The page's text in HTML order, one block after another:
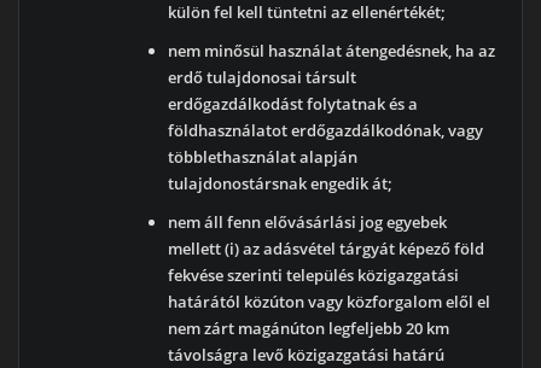
külön fel kell tüntetni az ellenértékét;
nem minősül használat átengedésnek, ha az
erdő tulajdonosai társult
erdőgazdálkodást folytatnak és a
földhasználatot erdőgazdálkodónak, vagy
többlethasználat alapján
tulajdonostársnak engedik át;
nem áll fenn elővásárlási jog egyebek
mellett (i) az adásvétel tárgyát képező föld
fekvése szerinti település közigazgatási
határától közúton vagy közforgalom elől el
nem zárt magánúton legfeljebb 20 km
távolságra levő közigazgatási határú